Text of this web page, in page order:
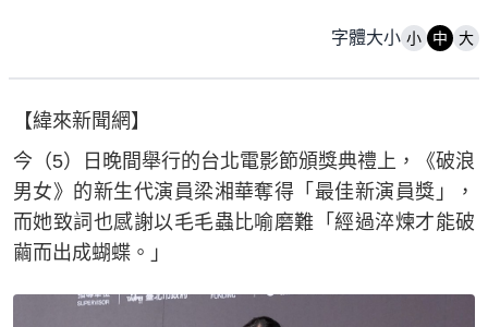
字體大小 小 中 大
【緯來新聞網】
今（5）日晚間舉行的台北電影節頒獎典禮上，《破浪
男女》的新生代演員梁湘華奪得「最佳新演員獎」，
而她致詞也感謝以毛毛蟲比喻磨難「經過淬煉才能破
繭而出成蝴蝶。」